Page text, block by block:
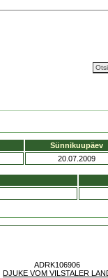
Sünnikuupäev
20.07.2009
ADRK106906
DJUKE VOM VILSTALER